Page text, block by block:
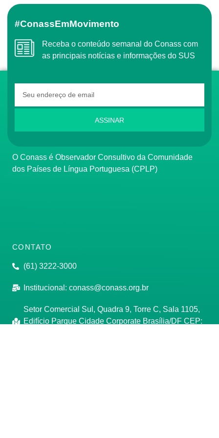
#ConassEmMovimento
Receba o conteúdo semanal do Conass com
as principais notícias e informações do SUS
ASSINAR
O Conass é Observador Consultivo da Comunidade
dos Países de Língua Portuguesa (CPLP)
CONTATO
(61) 3222-3000
Institucional: conass@conass.org.br
Setor Comercial Sul, Quadra 9, Torre C, Sala 1105,
Edifício Parque Cidade Corporate Brasília/DF CEP: